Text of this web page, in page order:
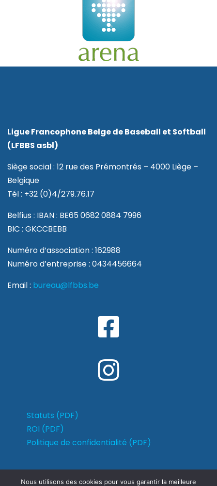
Ligue Francophone Belge de Baseball et Softball
(LFBBS asbl)
Siège social : 12 rue des Prémontrés – 4000 Liège –
Belgique
Tél : +32 (0)4/279.76.17
Belfius : IBAN : BE65 0682 0884 7996
BIC : GKCCBEBB
Numéro d’association : 162988
Numéro d’entreprise : 0434456664
Email : bureau@lfbbs.be
Statuts (PDF)
ROI (PDF)
Politique de confidentialité (PDF)
Nous utilisons des cookies pour vous garantir la meilleure